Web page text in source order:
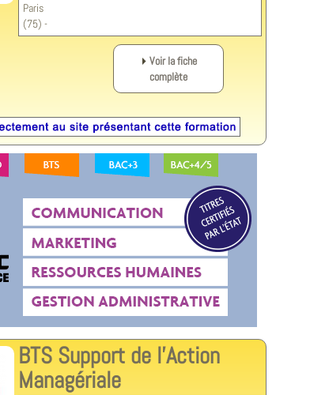
Paris
(75) -
Voir la fiche
complète
BTS Support de l'Action
Managériale